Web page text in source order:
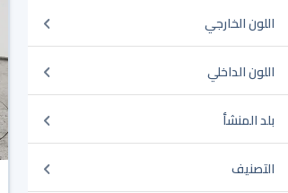
اللون الخارجي
اللون الداخلي
بلد المنشأ
التصنيف